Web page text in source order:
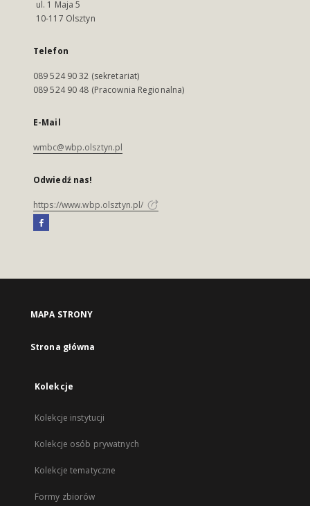
ul. 1 Maja 5
10-117 Olsztyn
Telefon
089 524 90 32 (sekretariat)
089 524 90 48 (Pracownia Regionalna)
E-Mail
wmbc@wbp.olsztyn.pl
Odwiedź nas!
https://www.wbp.olsztyn.pl/
MAPA STRONY
Strona główna
Kolekcje
Kolekcje instytucji
Kolekcje osób prywatnych
Kolekcje tematyczne
Formy zbiorów